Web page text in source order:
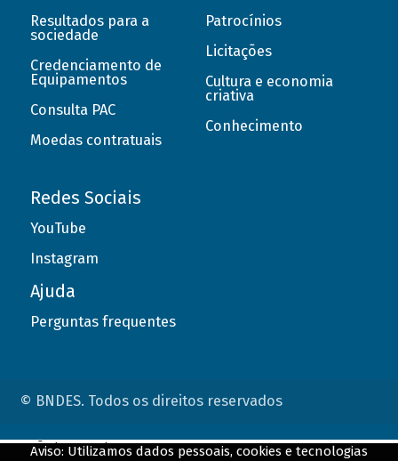
Resultados para a
sociedade
Credenciamento de
Equipamentos
Consulta PAC
Moedas contratuais
Patrocínios
Licitações
Cultura e economia
criativa
Conhecimento
Redes Sociais
YouTube
Instagram
Ajuda
Perguntas frequentes
© BNDES. Todos os direitos reservados
Aviso: Utilizamos dados pessoais, cookies e tecnologias
ConteÃºdo complementar